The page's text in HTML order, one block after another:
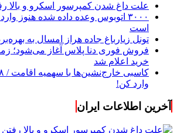
علت داغ شدن کمپرسور اسکرو و بالا
۳۰۰۰ اتوبوس وعده داده شده هنوز
است
تونل زیارباغ جاده هراز امسال به
فروش فوری دنا پلاس آغاز می‌شود؛
خرید اعلام شد
وارد کن!
آخرین اطلاعات ایران